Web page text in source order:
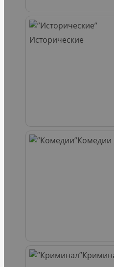
Исторические
Комедии